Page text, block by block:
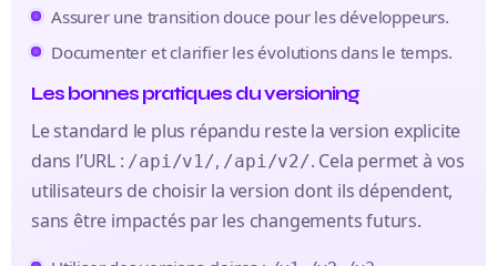
Assurer une transition douce pour les développeurs.
Documenter et clarifier les évolutions dans le temps.
Les bonnes pratiques du versioning
Le standard le plus répandu reste la version explicite
dans l’URL : /api/v1/, /api/v2/. Cela permet à vos
utilisateurs de choisir la version dont ils dépendent,
sans être impactés par les changements futurs.